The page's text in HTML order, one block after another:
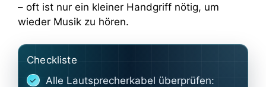
– oft ist nur ein kleiner Handgriff nötig, um
wieder Musik zu hören.
Checkliste
Alle Lautsprecherkabel überprüfen: